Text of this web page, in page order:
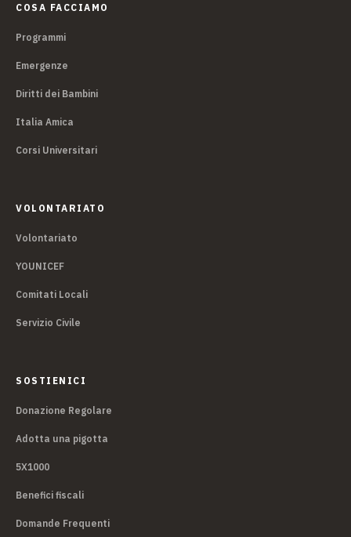
COSA FACCIAMO
Programmi
Emergenze
Diritti dei Bambini
Italia Amica
Corsi Universitari
VOLONTARIATO
Volontariato
YOUNICEF
Comitati Locali
Servizio Civile
SOSTIENICI
Donazione Regolare
Adotta una pigotta
5X1000
Benefici fiscali
Domande Frequenti